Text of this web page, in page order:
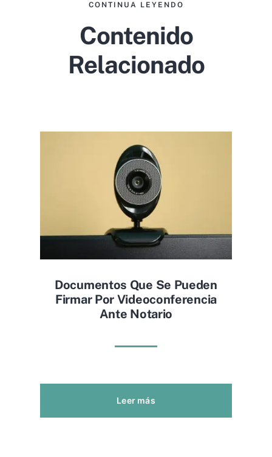
CONTINUA LEYENDO
Contenido
Relacionado
Documentos Que Se Pueden
Firmar Por Videoconferencia
Ante Notario
Leer más